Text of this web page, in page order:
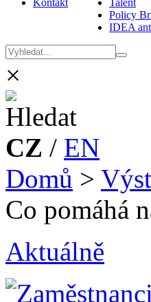
Kontakt
Talent
Policy
IDEA
×
CZ / EN
Domů >
Co pomáhá
Aktuálně